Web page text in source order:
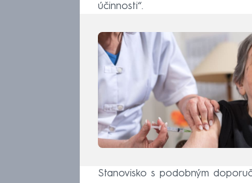
účinnosti“.
Stanovisko s podobným